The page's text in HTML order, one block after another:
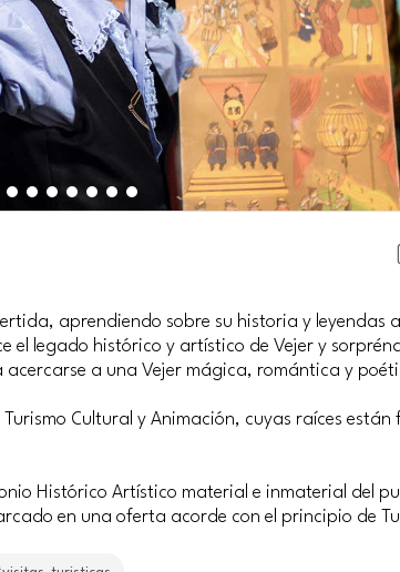
aprendiendo sobre su historia y leyendas
legado histórico y artístico de Vejer y
a una Vejer mágica, romántica y
Cultural y Animación, cuyas raíces
Histórico Artístico material e inmaterial del
en una oferta acorde con el principio de